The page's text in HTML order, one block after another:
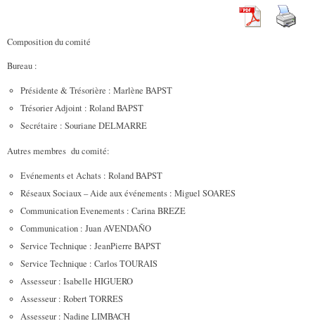
Composition du comité
Bureau :
Présidente & Trésorière : Marlène BAPST
Trésorier Adjoint : Roland BAPST
Secrétaire : Souriane DELMARRE
Autres membres du comité:
Evénements et Achats : Roland BAPST
Réseaux Sociaux – Aide aux événements : Miguel SOARES
Communication Evenements : Carina BREZE
Communication : Juan AVENDAÑO
Service Technique : JeanPierre BAPST
Service Technique : Carlos TOURAIS
Assesseur : Isabelle HIGUERO
Assesseur : Robert TORRES
Assesseur : Nadine LIMBACH